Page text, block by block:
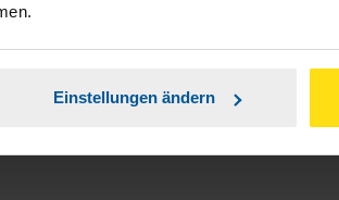
Einstellungen ändern